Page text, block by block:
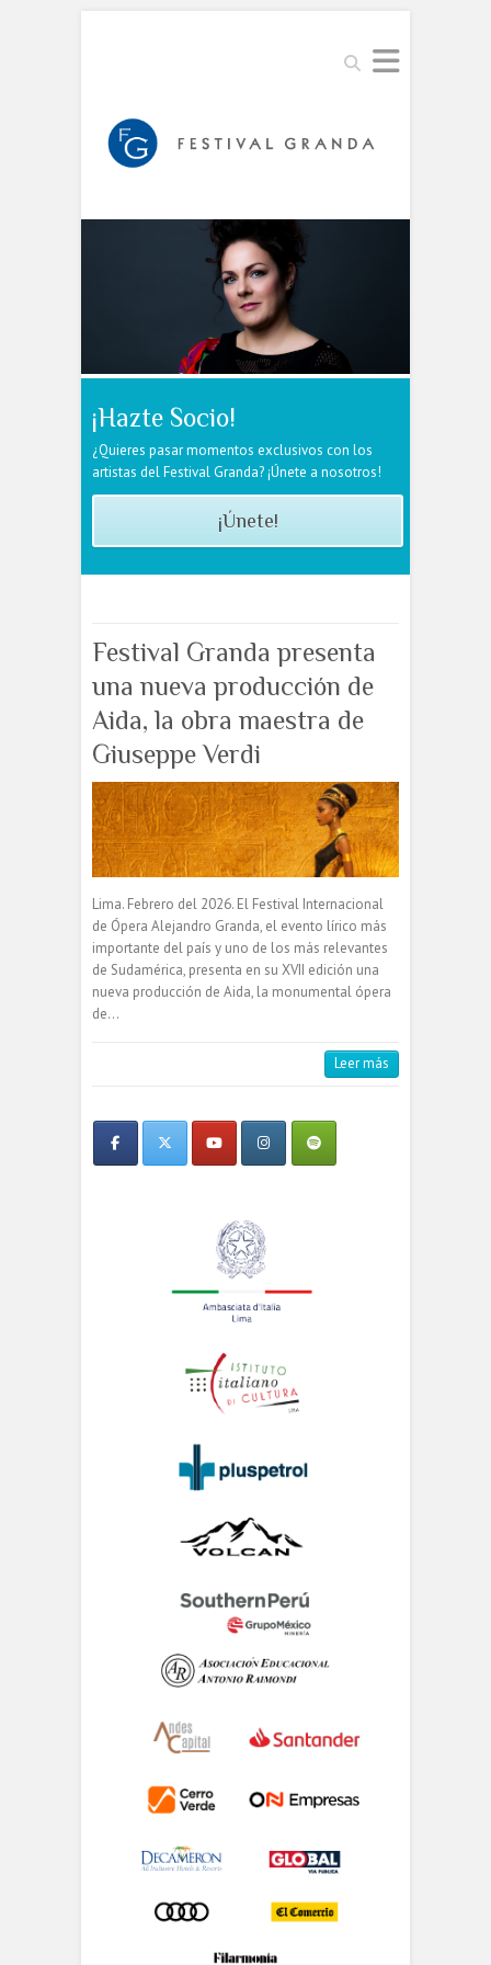
Buscar
¡Hazte Socio!
¿Quieres pasar momentos exclusivos con los
artistas del Festival Granda? ¡Únete a nosotros!
¡Únete!
Festival Granda presenta
una nueva producción de
Aida, la obra maestra de
Giuseppe Verdi
Lima. Febrero del 2026. El Festival Internacional
de Ópera Alejandro Granda, el evento lírico más
importante del país y uno de los más relevantes
de Sudamérica, presenta en su XVII edición una
nueva producción de Aida, la monumental ópera
de…
Leer más